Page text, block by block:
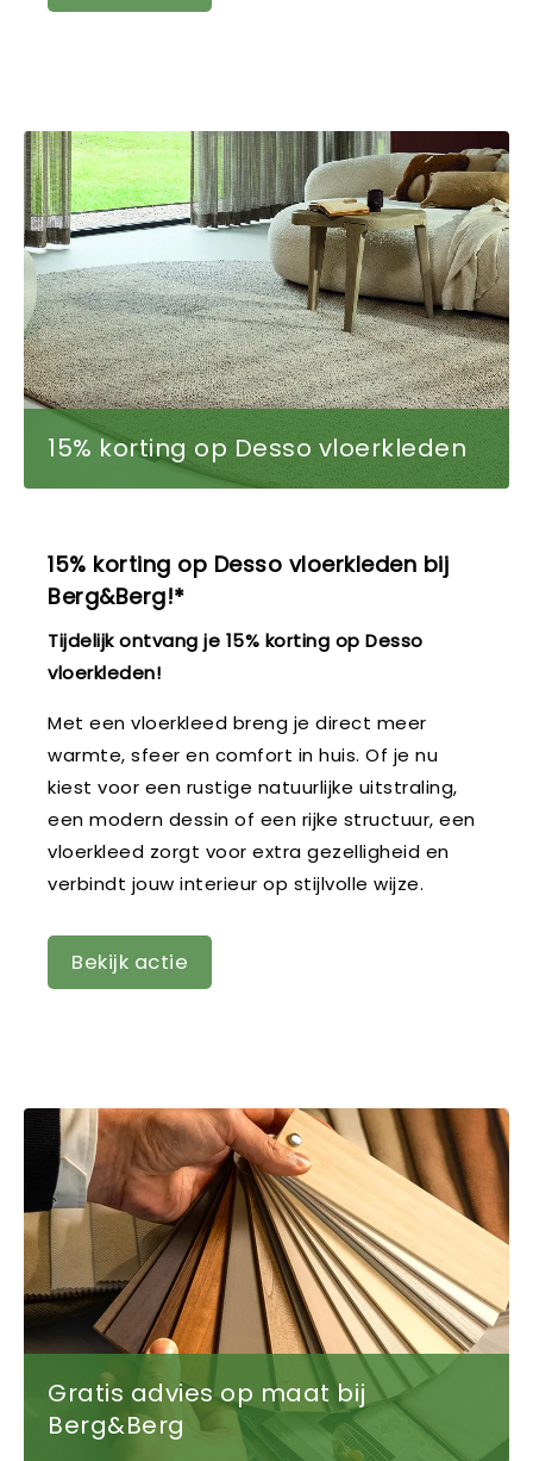
15% korting op Desso vloerkleden
15% korting op Desso vloerkleden bij
Berg&Berg!*
Tijdelijk ontvang je 15% korting op Desso
vloerkleden!
Met een vloerkleed breng je direct meer
warmte, sfeer en comfort in huis. Of je nu
kiest voor een rustige natuurlijke uitstraling,
een modern dessin of een rijke structuur, een
vloerkleed zorgt voor extra gezelligheid en
verbindt jouw interieur op stijlvolle wijze.
Bekijk actie
Gratis advies op maat bij
Berg&Berg